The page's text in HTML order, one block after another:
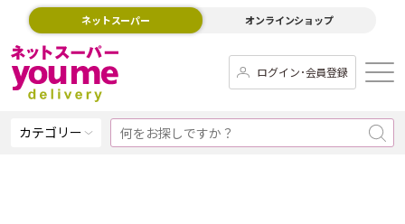
ネットスーパー オンラインショップ
ログイン･会員登録
カテゴリー